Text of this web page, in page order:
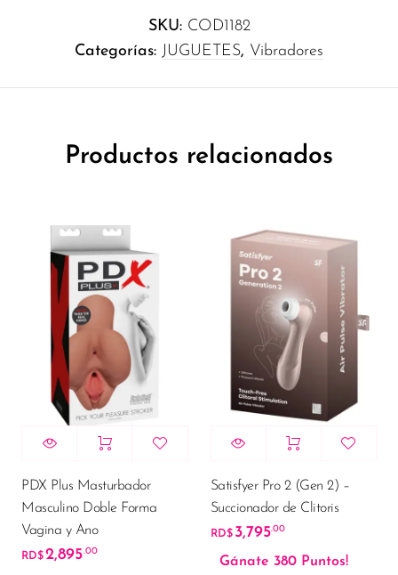
SKU: COD1182
Categorías: JUGUETES, Vibradores
Productos relacionados
PDX Plus Masturbador
Masculino Doble Forma
Vagina y Ano
RD$2,895.00
Satisfyer Pro 2 (Gen 2) –
Succionador de Clitoris
RD$ 3,795.00
Gánate 380 Puntos!